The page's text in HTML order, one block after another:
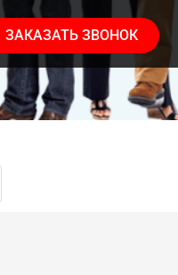
ЗАКАЗАТЬ ЗВОНОК